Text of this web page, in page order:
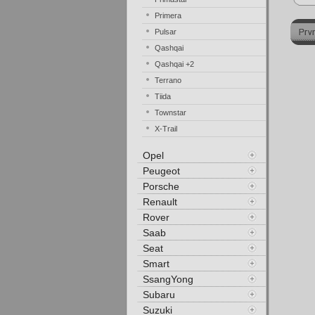
Primera
Pulsar
Qashqai
Qashqai +2
Terrano
Tiida
Townstar
X-Trail
Opel
Peugeot
Porsche
Renault
Rover
Saab
Seat
Smart
SsangYong
Subaru
Suzuki